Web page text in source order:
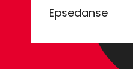
Epsedanse